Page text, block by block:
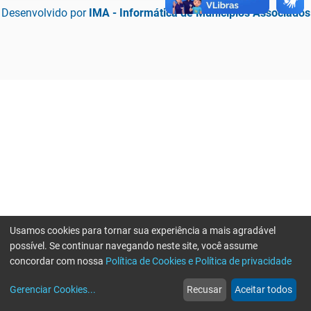
Desenvolvido por IMA - Informática de Municípios Associados
web
Notícias
more_horiz
Mais
Usamos cookies para tornar sua experiência a mais agradável
possível. Se continuar navegando neste site, você assume
concordar com nossa Política de Cookies e Política de privacidade
Gerenciar Cookies... Recusar Aceitar todos
Erro ao enviar informações, por favor tente novamente